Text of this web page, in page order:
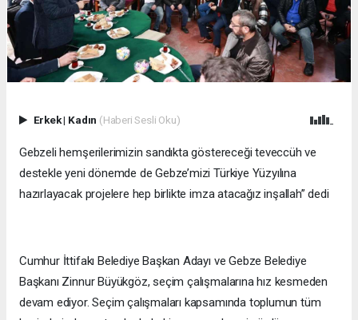
Erkek| Kadın (Haberi Sesli Oku)
Gebzeli hemşerilerimizin sandıkta göstereceği teveccüh ve
destekle yeni dönemde de Gebze’mizi Türkiye Yüzyılına
hazırlayacak projelere hep birlikte imza atacağız inşallah” dedi
Cumhur İttifakı Belediye Başkan Adayı ve Gebze Belediye
Başkanı Zinnur Büyükgöz, seçim çalışmalarına hız kesmeden
devam ediyor. Seçim çalışmaları kapsamında toplumun tüm